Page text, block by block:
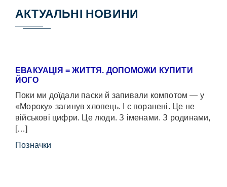
АКТУАЛЬНІ НОВИНИ
ЕВАКУАЦІЯ = ЖИТТЯ. ДОПОМОЖИ КУПИТИ
ЙОГО
Поки ми доїдали паски й запивали компотом — у
«Мороку» загинув хлопець. І є поранені. Це не
військові цифри. Це люди. З іменами. З родинами,
[…]
Позначки